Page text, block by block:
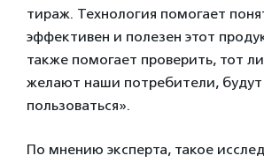
тираж. Технология помогает
эффективен и полезен этот
также помогает проверить, тот
желают наши потребители,
пользоваться».
По мнению эксперта, такое